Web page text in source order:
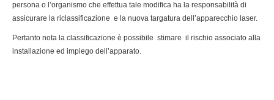
persona o l’organismo che effettua tale modifica ha la responsabilità di
assicurare la riclassificazione e la nuova targatura dell’apparecchio laser.
Pertanto nota la classificazione è possibile stimare il rischio associato alla
installazione ed impiego dell’apparato.